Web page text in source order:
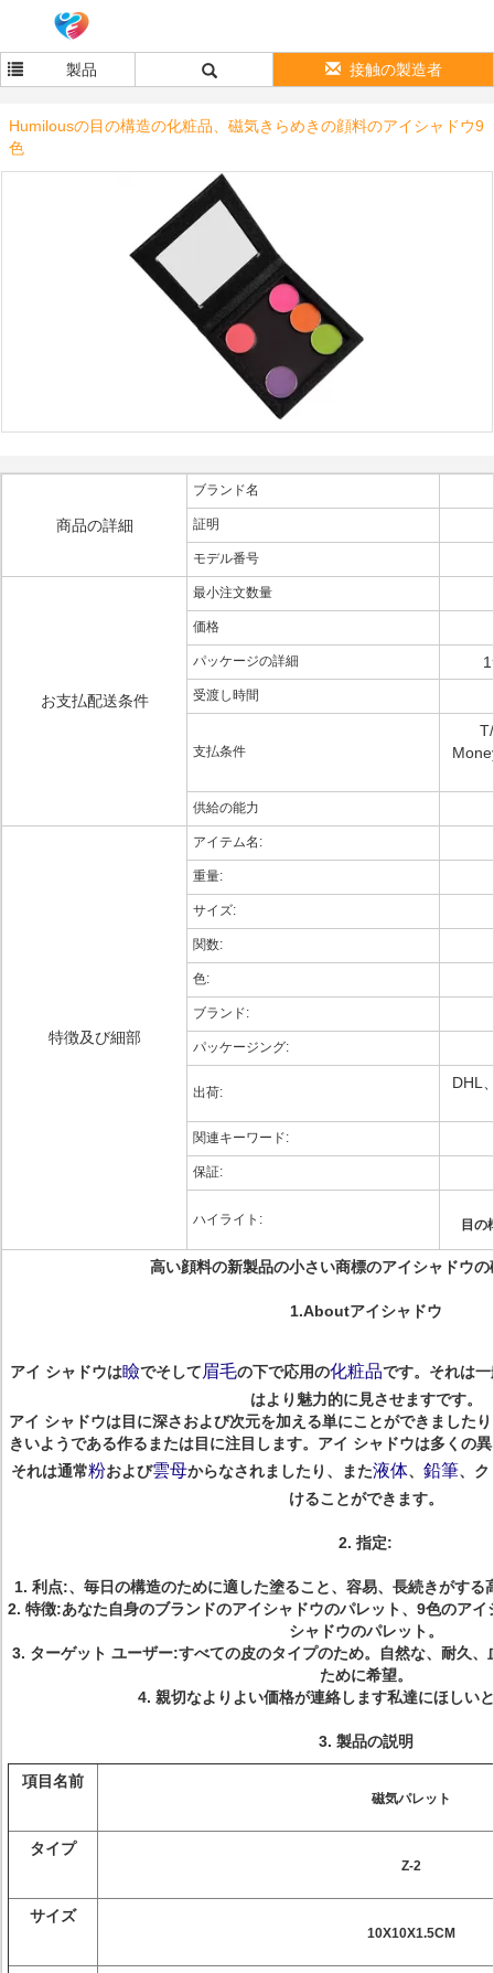
製品 接触の製造者
Humilousの目の構造の化粧品、磁気きらめきの顔料のアイシャドウ9
色
商品の詳細
ブランド名
証明
モデル番号
お支払配送条件
最小注文数量
価格
パッケージの詳細
受渡し時間
支払条件
供給の能力
特徴及び細部
アイテム名:
重量:
サイズ:
関数:
色:
ブランド:
パッケージング:
出荷:
DHL
関連キーワード:
保証:
ハイライト: 目の
高い顔料の新製品の小さい商標のアイシャドウの
1.Aboutアイシャドウ
アイ シャドウは瞼でそして眉毛の下で応用の化粧品です。それは
はより魅力的に見させますです。
アイ シャドウは目に深さおよび次元を加える単にことができました
きいようである作るまたは目に注目します。アイ シャドウは多くの
それは通常粉および雲母からなされましたり、また液体、 鉛筆、ク
けることができます。
2. 指定:
1. 利点:、毎日の構造のために適した塗ること、容易、長続きがする
2. 特徴:あなた自身のブランドのアイシャドウのパレット、9色のア
シャドウのパレット。
3. ターゲット ユーザー:すべての皮のタイプのため。自然な、耐久
ために希望。
4. 親切なよりよい価格が連絡します私達にほしい
3. 製品の説明
項目名前
磁気パレット
タイプ
Z-2
サイズ
10X10X1.5CM